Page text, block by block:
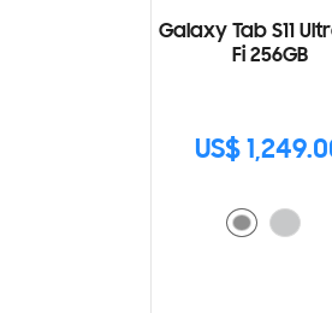
Galaxy Tab S11
Fi 256GB
US$